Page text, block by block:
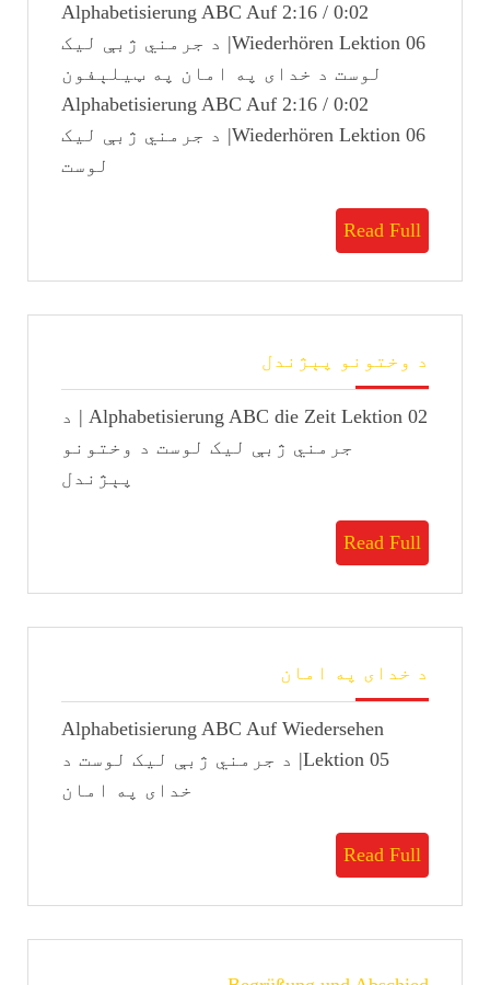
امان
په
ټیلېفون
0:02 / 2:16 Alphabetisierung ABC Auf
Wiederhören Lektion 06| د جرمني ژبې لیک
لوست د خدای په امان په ټیلېفون
0:02 / 2:16 Alphabetisierung ABC Auf
Wiederhören Lektion 06| د جرمني ژبې لیک
لوست
Read Full
Read
Full
د وختونو پېژندل
Alphabetisierung ABC die Zeit Lektion 02 | د
جرمني ژبې لیک لوست د وختونو
پېژندل
Read Full
Read
Full
د خدای په امان
امان
Alphabetisierung ABC Auf Wiedersehen
Lektion 05| د جرمني ژبې لیک لوست د
خدای په امان
Read Full
Read
Full
Begrüßung